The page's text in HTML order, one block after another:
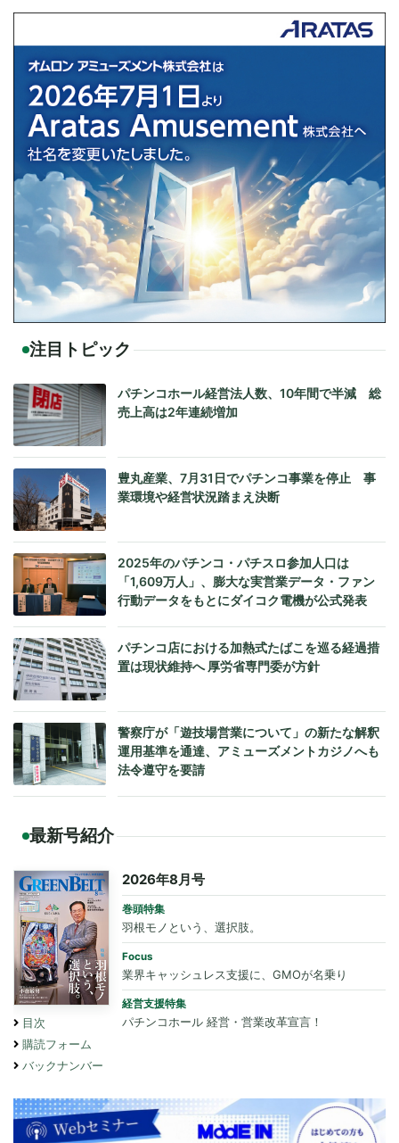
注目トピック
パチンコホール経営法人数、10年間で半減 総
売上高は2年連続増加
豊丸産業、7月31日でパチンコ事業を停止 事
業環境や経営状況踏まえ決断
2025年のパチンコ・パチスロ参加人口は
「1,609万人」、膨大な実営業データ・ファン
行動データをもとにダイコク電機が公式発表
パチンコ店における加熱式たばこを巡る経過措
置は現状維持へ 厚労省専門委が方針
警察庁が「遊技場営業について」の新たな解釈
運用基準を通達、アミューズメントカジノへも
法令遵守を要請
最新号紹介
目次
購読フォーム
バックナンバー
2026年8月号
巻頭特集
羽根モノという、選択肢。
Focus
業界キャッシュレス支援に、GMOが名乗り
経営支援特集
パチンコホール 経営・営業改革宣言！